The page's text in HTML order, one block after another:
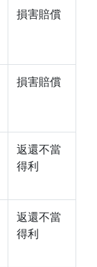
損害賠償
損害賠償
返還不當
得利
返還不當
得利